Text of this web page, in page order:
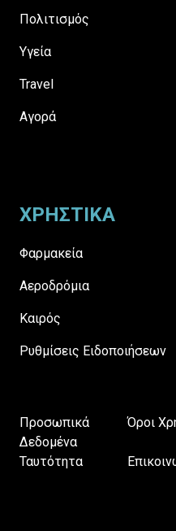
Πολιτισμός
Υγεία
Travel
Αγορά
ΧΡΗΣΤΙΚΑ
Φαρμακεία
Αεροδρόμια
Καιρός
Ρυθμίσεις Ειδοποιήσεων
Προσωπικά
Δεδομένα
Όροι
Ταυτότητα